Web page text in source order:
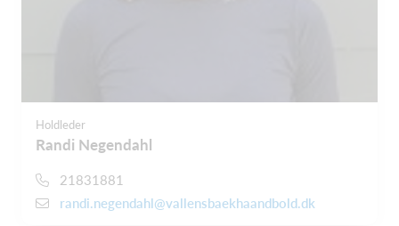
Holdleder
Randi Negendahl
21831881
randi.negendahl@vallensbaekhaandbold.dk